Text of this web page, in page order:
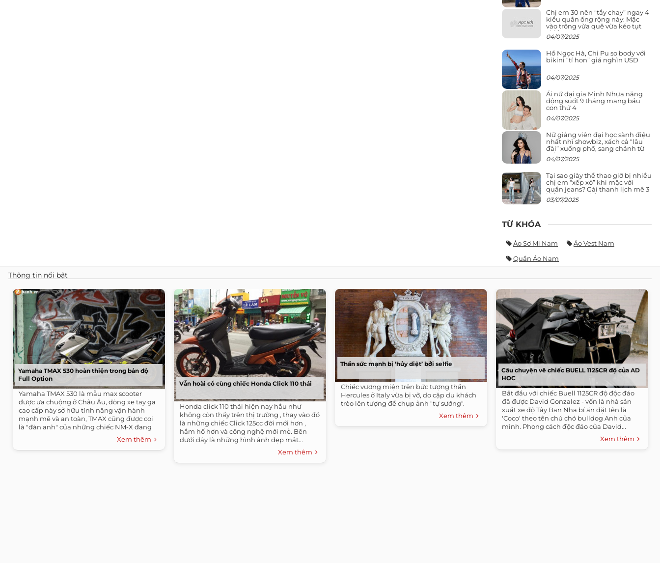
Chị em 30 nên “tẩy chay” ngay 4
kiểu quần ống rộng này: Mặc
vào trông vừa quê vừa kéo tụt
chiều cao
04/07/2025
Hồ Ngọc Hà, Chi Pu so body với
bikini “tí hon” giá nghìn USD
04/07/2025
Ái nữ đại gia Minh Nhựa năng
động suốt 9 tháng mang bầu
con thứ 4
04/07/2025
Nữ giảng viên đại học sành điệu
nhất nhì showbiz, xách cả “lâu
đài” xuống phố, sang chảnh từ
giảng đường ra phố khó ai đọ lại
04/07/2025
Tại sao giày thể thao giờ bị nhiều
chị em “xếp xó” khi mặc với
quần jeans? Gái thanh lịch mê 3
kiểu này hơn hẳn
03/07/2025
TỪ KHÓA
Áo Sơ Mi Nam
Áo Vest Nam
Quần Áo Nam
Thông tin nổi bật
Yamaha TMAX 530 hoàn thiện trong bản độ
Full Option
Yamaha TMAX 530 là mẫu max scooter
được ưa chuộng ở Châu Âu, dòng xe tay ga
cao cấp này sở hữu tính năng vận hành
mạnh mẽ và an toàn, TMAX cũng được coi
là "đàn anh" của những chiếc NM-X đang
Xem thêm
Vẫn hoài cổ cùng chiếc Honda Click 110 thái
Honda click 110 thái hiện nay hầu như
không còn thấy trên thị trường , thay vào đó
là những chiếc Click 125cc đời mới hơn ,
hầm hố hơn và công nghệ mới mẻ. Bên
dưới đây là những hình ảnh đẹp mắt...
Xem thêm
Thần sức mạnh bị ‘hủy diệt’ bởi selfie
Chiếc vương miện trên bức tượng thần
Hercules ở Italy vừa bị vỡ, do cặp du khách
trèo lên tượng để chụp ảnh "tự sướng".
Xem thêm
Câu chuyện vê chiếc BUELL 1125CR độ của AD
HOC
Bắt đầu với chiếc Buell 1125CR độ độc đáo
đã được David Gonzalez - vốn là nhà sản
xuất xe độ Tây Ban Nha bí ẩn đặt tên là
'Coco' theo tên chú chó bulldog Anh của
mình. Phong cách độc đáo của David...
Xem thêm